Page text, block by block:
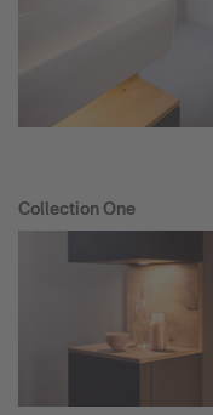
Collection One